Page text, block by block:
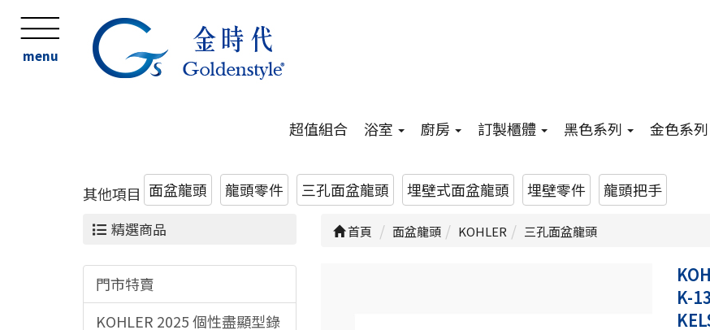
menu
超值組合 浴室 廚房 訂製櫃體 黑色系列 金色系列
其他項目 面盆龍頭 龍頭零件 三孔面盆龍頭 埋壁式面盆龍頭 埋壁零件 龍頭把手
精選商品
門市特賣
KOHLER 2025 個性盡顯型錄
首頁 面盆龍頭 KOHLER 三孔面盆龍頭
K-